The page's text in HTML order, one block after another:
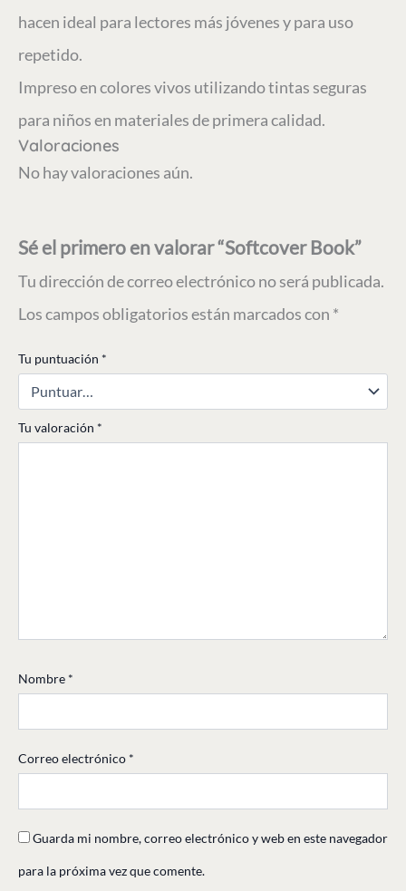
hacen ideal para lectores más jóvenes y para uso
repetido.
Impreso en colores vivos utilizando tintas seguras
para niños en materiales de primera calidad.
Valoraciones
No hay valoraciones aún.
Sé el primero en valorar “Softcover Book”
Tu dirección de correo electrónico no será publicada.
Los campos obligatorios están marcados con *
Tu puntuación *
Tu valoración *
Nombre *
Correo electrónico *
Guarda mi nombre, correo electrónico y web en este navegador
para la próxima vez que comente.